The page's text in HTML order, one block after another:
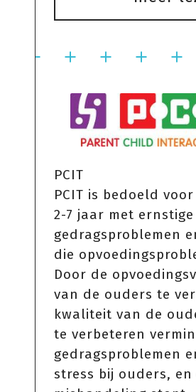
PCIT
PCIT is bedoeld
2-7 jaar met ernstige
gedragsproblemen
die
Door de
van de ouders te
kwaliteit van de
te verbeteren
gedragsproblemen
stress bij ouders, en